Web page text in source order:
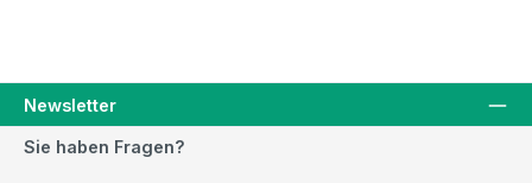
Newsletter
Sie haben Fragen?